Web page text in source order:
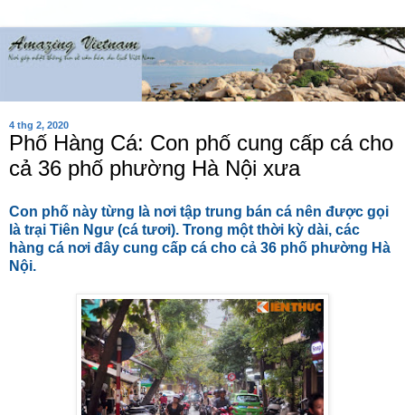
4 thg 2, 2020
Phố Hàng Cá: Con phố cung cấp cá cho
cả 36 phố phường Hà Nội xưa
Con phố này từng là nơi tập trung bán cá nên được gọi
là trại Tiên Ngư (cá tươi). Trong một thời kỳ dài, các
hàng cá nơi đây cung cấp cá cho cả 36 phố phường Hà
Nội.